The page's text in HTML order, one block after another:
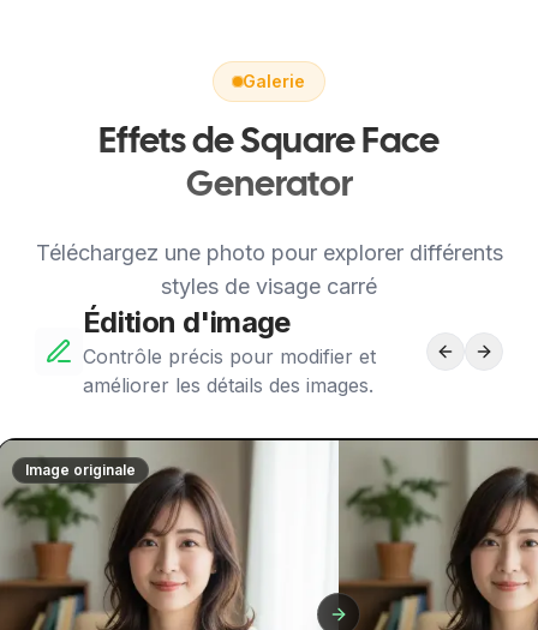
Galerie
Effets de Square Face
Generator
Téléchargez une photo pour explorer différents
styles de visage carré
Édition d'image
Contrôle précis pour modifier et
améliorer les détails des images.
Image originale